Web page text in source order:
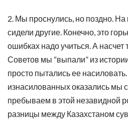
2. Мы проснулись, но поздно.
сидели другие. Конечно, это
ошибках надо учиться. А насчет
Советов мы “выпали” из
просто пытались ее
изнасилованных оказались мы
пребываем в этой незавидной
разницы между Казахстаном